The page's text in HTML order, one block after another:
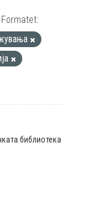
Formatet:
библиотека